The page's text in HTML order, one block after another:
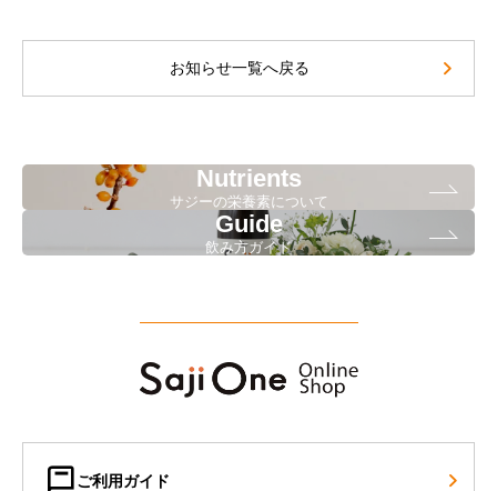
お知らせ一覧へ戻る
Nutrients
サジーの栄養素について
Guide
飲み方ガイド
ご利用ガイド